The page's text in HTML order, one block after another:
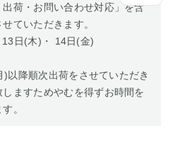
荷・お問い合わせ対応」を含
ていただきます。
日(木)・ 14日(金)
降順次出荷をさせていただき
ますためやむを得ずお時間を
。